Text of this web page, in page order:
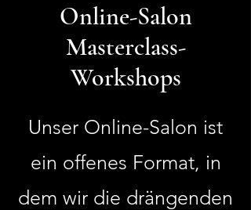
Online-Salon
Masterclass-
Workshops
Unser Online-Salon ist
ein offenes Format, in
dem wir die drängenden